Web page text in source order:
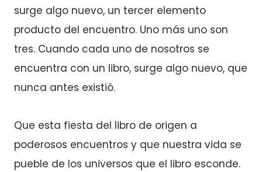
surge algo nuevo, un tercer elemento
producto del encuentro. Uno más uno son
tres. Cuando cada uno de nosotros se
encuentra con un libro, surge algo nuevo, que
nunca antes existió.
Que esta fiesta del libro de origen a
poderosos encuentros y que nuestra vida se
pueble de los universos que el libro esconde.